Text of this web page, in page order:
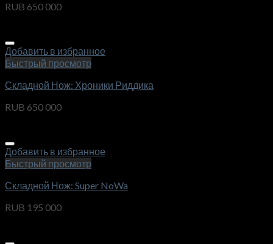
RUB 650 000
Добавить в избранное
Быстрый просмотр
Складной Нож: Хроники Риддика
RUB 650 000
Добавить в избранное
Быстрый просмотр
Складной Нож: Super NoWa
RUB 195 000